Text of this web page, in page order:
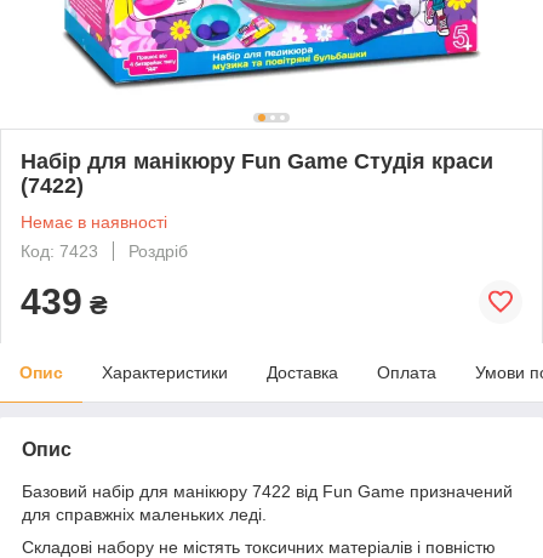
Набір для манікюру Fun Game Студія краси
(7422)
Немає в наявності
Код: 7423
Роздріб
439 ₴
Опис Характеристики Доставка Оплата Умови
Опис
Базовий набір для манікюру 7422 від Fun Game призначений
для справжніх маленьких леді.
Складові набору не містять токсичних матеріалів і повністю